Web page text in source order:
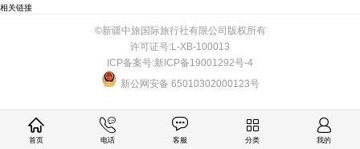
相关链接
首页 电话 客服 分类 我的
©新疆中旅国际旅行社有限公司版权所有
许可证号:L-XB-100013
ICP备案号:新ICP备19001292号-4
新公网安备 65010302000123号